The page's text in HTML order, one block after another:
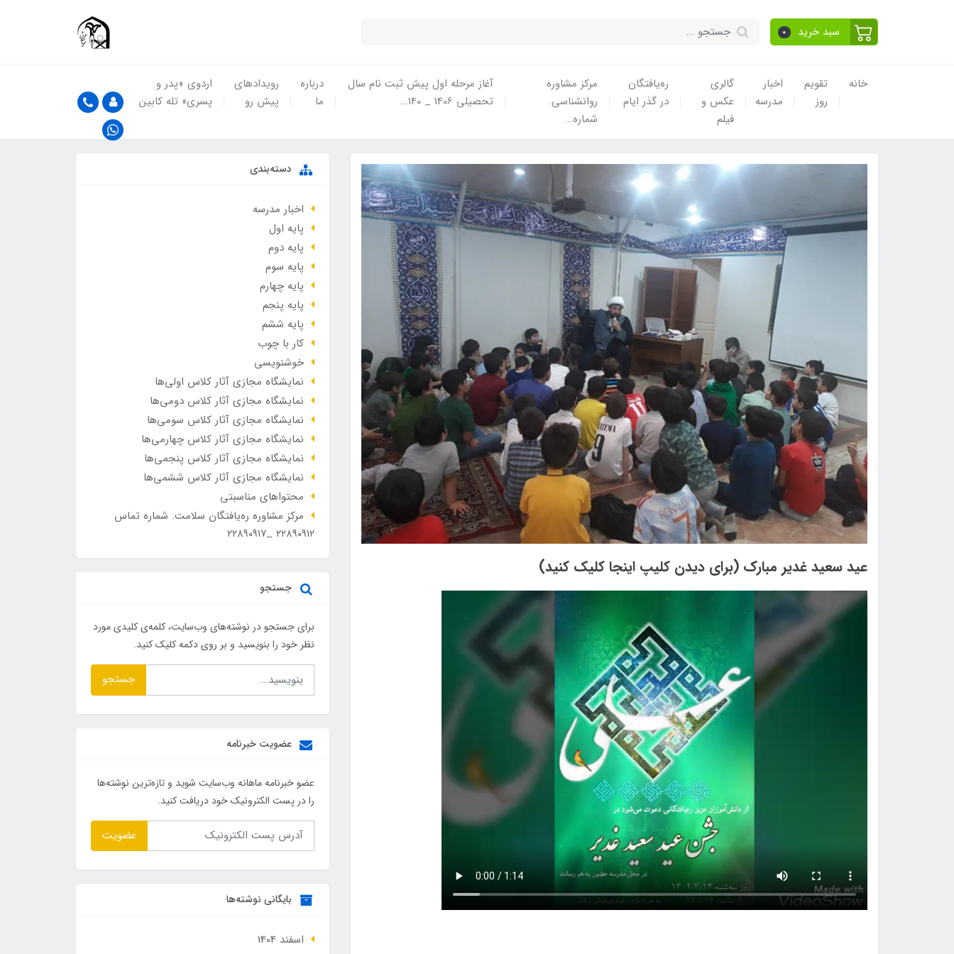
سبد خرید 0
خانه
تقویم
روز
اخبار
مدرسه
گالری
عکس و
فیلم
ره‌یافتگان
در گذر ایام
مرکز مشاوره
روانشناسی.
شماره...
آغاز مرحله اول پیش ثبت نام سال
تحصیلی 1406 _ 140...
درباره
ما
رویدادهای
پیش رو
اردوی «پدر و
پسری» تله کابین
عید سعید غدیر مبارک (برای دیدن کلیپ اینجا کلیک کنید)
دسته‌بندی
اخبار مدرسه
پایه اول
پایه دوم
پایه سوم
پایه چهارم
پایه پنجم
پایه ششم
کار با چوب
خوشنویسی
نمایشگاه مجازی آثار کلاس اولی‌ها
نمایشگاه مجازی آثار کلاس دومی‌ها
نمایشگاه مجازی آثار کلاس سومی‌ها
نمایشگاه مجازی آثار کلاس چهارمی‌ها
نمایشگاه مجازی آثار کلاس پنجمی‌ها
نمایشگاه مجازی آثار کلاس ششمی‌ها
محتواهای مناسبتی
مرکز مشاوره ره‌یافتگان سلامت. شماره تماس
۲۲۸۹۰۹۱۲ _۲۲۸۹۰۹۱۷
جستجو
برای جستجو در نوشته‌های وب‌سایت، کلمه‌ی کلیدی مورد
نظر خود را بنویسید و بر روی دکمه کلیک کنید.
جستجو
عضویت خبرنامه
عضو خبرنامه ماهانه وب‌سایت شوید و تازه‌ترین نوشته‌ها
را در پست الکترونیک خود دریافت کنید.
عضویت
بایگانی نوشته‌ها
اسفند 1404